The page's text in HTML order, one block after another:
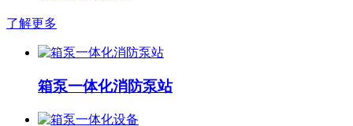
了解更多
箱泵一体化消防泵站